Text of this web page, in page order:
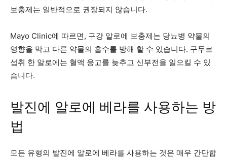
보충제는 일반적으로 권장되지 않습니다.
Mayo Clinic에 따르면, 구강 알로에 보충제는 당뇨병 약물의
영향을 막고 다른 약물의 흡수를 방해 할 수 있습니다. 구두로
섭취 한 알로에는 혈액 응고를 늦추고 신부전을 일으킬 수 있
습니다.
발진에 알로에 베라를 사용하는 방
법
모든 유형의 발진에 알로에 베라를 사용하는 것은 매우 간단합